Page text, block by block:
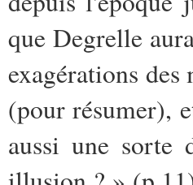
que Degrelle
exagérations
(pour résumer),
aussi une sorte